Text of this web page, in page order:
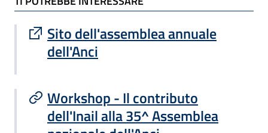
Sito dell'assemblea annuale
dell'Anci
Sito esterno : apre una nuova finestra
Workshop - Il contributo
dell'Inail alla 35^ Assemblea